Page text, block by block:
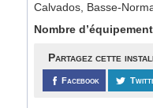
Calvados, Basse-
Nombre
Partagez cette
Facebook